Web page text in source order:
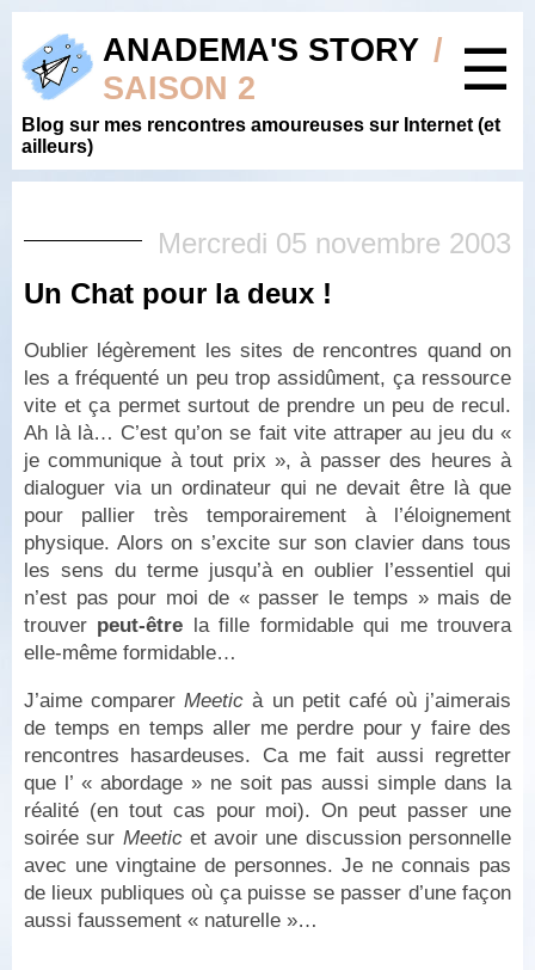
ANADEMA'S STORY /
SAISON 2
☰
Blog sur mes rencontres amoureuses sur Internet (et
ailleurs)
Mercredi 05 novembre 2003
Un Chat pour la deux !
Oublier légèrement les sites de rencontres quand on
les a fréquenté un peu trop assidûment, ça ressource
vite et ça permet surtout de prendre un peu de recul.
Ah là là… C’est qu’on se fait vite attraper au jeu du «
je communique à tout prix », à passer des heures à
dialoguer via un ordinateur qui ne devait être là que
pour pallier très temporairement à l’éloignement
physique. Alors on s’excite sur son clavier dans tous
les sens du terme jusqu’à en oublier l’essentiel qui
n’est pas pour moi de « passer le temps » mais de
trouver peut-être la fille formidable qui me trouvera
elle-même formidable…
J’aime comparerMeetic à un petit café où j’aimerais
de temps en temps aller me perdre pour y faire des
rencontres hasardeuses. Ca me fait aussi regretter
que l’ « abordage » ne soit pas aussi simple dans la
réalité (en tout cas pour moi). On peut passer une
soirée sur Meeticet avoir une discussion personnelle
avec une vingtaine de personnes. Je ne connais pas
de lieux publiques où ça puisse se passer d’une façon
aussi faussement « naturelle »…